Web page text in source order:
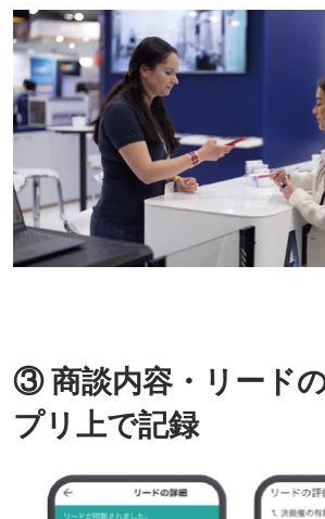
③ 商談内容・リード
プリ上で記録